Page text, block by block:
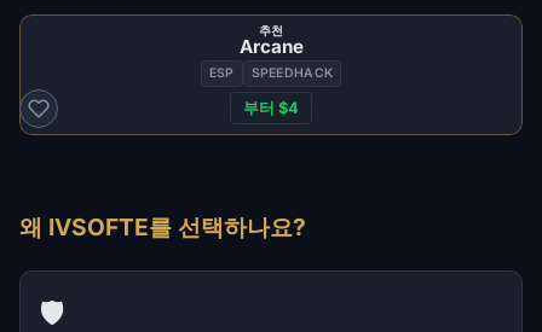
추천
Arcane
ESP SPEEDHACK
부터 $4
왜 IVSOFTE를 선택하나요?
🛡️